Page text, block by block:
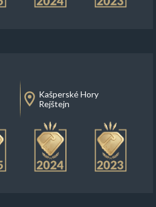
Kašperské Hory
Rejštejn